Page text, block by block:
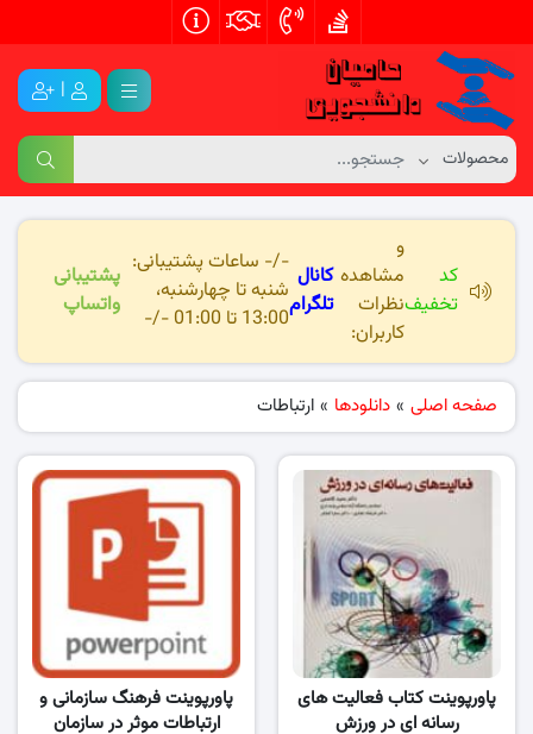
|
کد
تخفیف
و
مشاهده
نظرات
کاربران:
کانال
تلگرام
-/- ساعات پشتیبانی:
شنبه تا چهارشنبه،
13:00 تا 01:00 -/-
پشتیبانی
واتساپ
صفحه اصلی » دانلودها » ارتباطات
پاورپوینت کتاب فعالیت های
رسانه ای در ورزش
پاورپوینت فرهنگ سازمانی و
ارتباطات موثر در سازمان